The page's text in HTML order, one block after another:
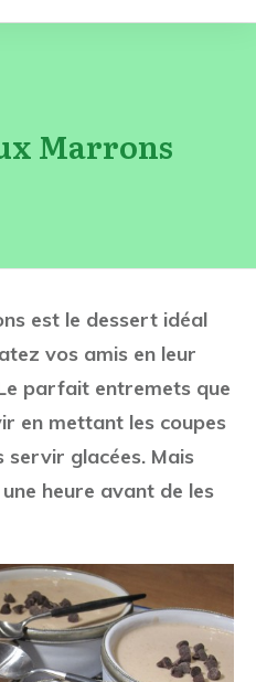
Marrons
est le dessert idéal
vos amis en leur
parfait entremets que
en mettant les coupes
servir glacées. Mais
heure avant de les